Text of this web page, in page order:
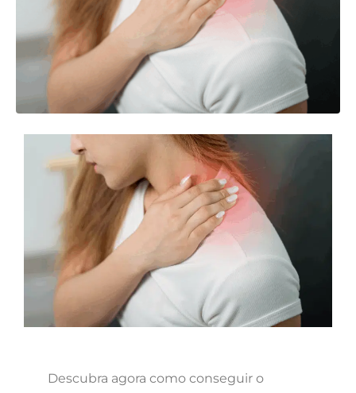
Descubra agora como conseguir o